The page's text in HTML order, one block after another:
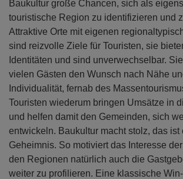
Baukultur große Chancen, sich als
touristische Region zu identifizieren und
Attraktive Orte mit eigenen
sind reizvolle Ziele für Touristen, sie
Identitäten und sind unverwechselbar.
vielen Gästen den Wunsch nach Nähe
Individualität, fernab des
Touristen wiederum bringen Umsätze in
und helfen damit den Gemeinden, sich
entwickeln. Baukultur macht stolz, das ist
Geheimnis. So motiviert das Interesse
den Regionen natürlich auch die
weiter zu profilieren. Eine klassische